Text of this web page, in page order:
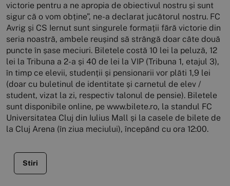
victorie pentru a ne apropia de obiectivul nostru și sunt
sigur că o vom obține”, ne-a declarat jucătorul nostru. FC
Avrig și CS Iernut sunt singurele formații fără victorie din
seria noastră, ambele reușind să strângă doar câte două
puncte în șase meciuri. Biletele costă 10 lei la peluză, 12
lei la Tribuna a 2-a și 40 de lei la VIP (Tribuna 1, etajul 3),
în timp ce elevii, studenții și pensionarii vor plăti 1,9 lei
(doar cu buletinul de identitate și carnetul de elev /
student, vizat la zi, respectiv talonul de pensie). Biletele
sunt disponibile online, pe www.bilete.ro, la standul FC
Universitatea Cluj din Iulius Mall și la casele de bilete de
la Cluj Arena (în ziua meciului), începând cu ora 12:00.
Stiri